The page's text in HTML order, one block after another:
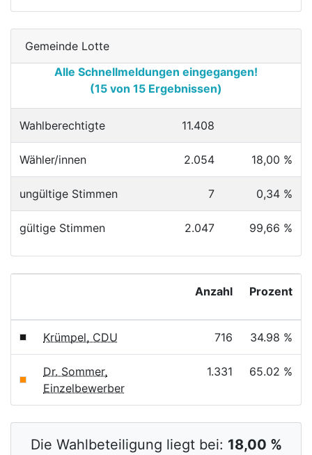
Gemeinde Lotte
Alle Schnellmeldungen eingegangen!
(15 von 15 Ergebnissen)
Wahlberechtigte 11.408
Wähler/innen 2.054 18,00 %
ungültige Stimmen 7 0,34 %
gültige Stimmen 2.047 99,66 %
Anzahl Prozent
Krümpel, CDU 716 34.98 %
Dr. Sommer,
Einzelbewerber
1.331 65.02 %
Die Wahlbeteiligung liegt bei: 18,00 %